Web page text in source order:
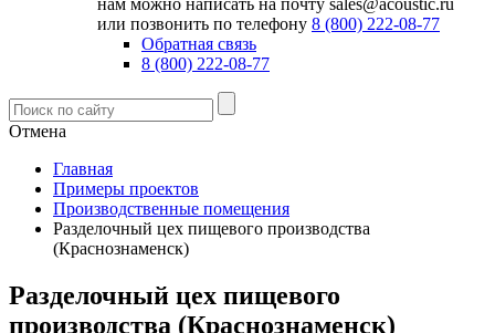
нам можно написать на почту sales@acoustic.ru
или позвонить по телефону 8 (800) 222-08-77
Обратная связь
8 (800) 222-08-77
Отмена
Главная
Примеры проектов
Производственные помещения
Разделочный цех пищевого производства
(Краснознаменск)
Разделочный цех пищевого
производства (Краснознаменск)